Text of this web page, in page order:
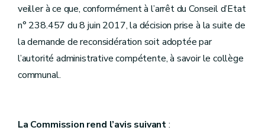
veiller à ce que, conformément à l’arrêt du Conseil d’Etat
n° 238.457 du 8 juin 2017, la décision prise à la suite de
la demande de reconsidération soit adoptée par
l’autorité administrative compétente, à savoir le collège
communal.
La Commission rend l’avis suivant: